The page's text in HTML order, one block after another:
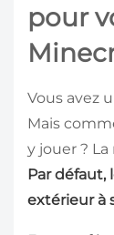
pour
Vous avez
Mais
y jouer ?
Par défaut,
extérieur à